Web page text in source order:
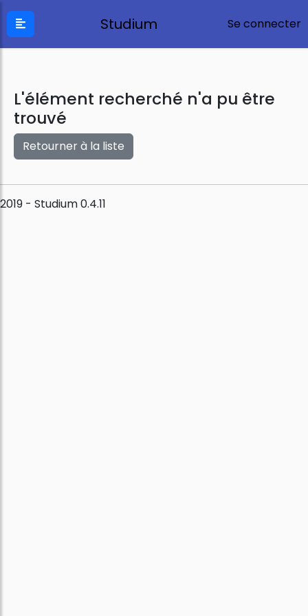
Studium Se connecter
L'élément recherché n'a pu être
trouvé
Retourner à la liste
2019 - Studium 0.4.11